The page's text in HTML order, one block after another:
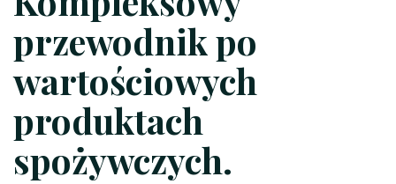
przewodnik po
wartościowych
produktach
spożywczych.